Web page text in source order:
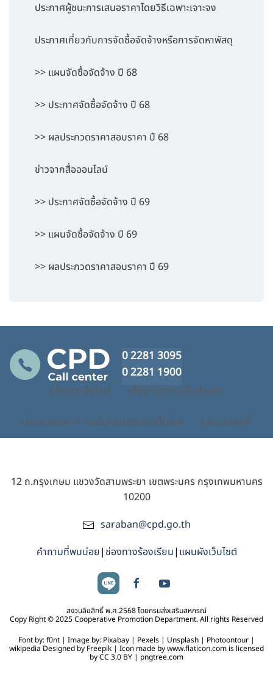
ประกาศผู้ชนะการเสนอราคาโดยวิธีเฉพาะเจาะจง
ประกาศเกี่ยวกับการจัดซื้อจัดจ้างหรือการจัดหาพัสดุ
>> แผนจัดซื้อจัดจ้าง ปี 68
>> ประกาศจัดซื้อจัดจ้าง ปี 68
>> ผลประกวดราคาสอบราคา ปี 68
ข่าวจากสื่อออนไลน์
>> ประกาศจัดซื้อจัดจ้าง ปี 69
>> แผนจัดซื้อจัดจ้าง ปี 69
>> ผลประกวดราคาสอบราคา ปี 69
0 2281 3095
0 2281 1900
นโยบายเว็บไซต์ นโยบายความเป็นส่วนตัว
นโยบายรักษาความมั่นคงปลอดภัยเว็บไซต์ นโยบายคุกกี้
12 ถ.กรุงเกษม แขวงวัดสามพระยา เขตพระนคร กรุงเทพมหานคร
10200
saraban@cpd.go.th
คำถามที่พบบ่อย| ช่องทางร้องเรียน| แผนผังเว็บไซต์
สงวนลิขสิทธิ์ พ.ศ.2568 โดยกรมส่งเสริมสหกรณ์
Copy Right © 2025 Cooperative Promotion Department. All rights Reserved
Font by: f0nt | Image by: Pixabay | Pexels | Unsplash | Photoontour |
wikipedia Designed by Freepik | Icon made by www.flaticon.com is licensed
by CC 3.0 BY | pngtree.com